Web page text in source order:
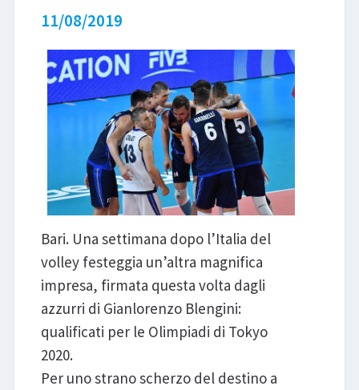
11/08/2019
Bari. Una settimana dopo l’Italia del
volley festeggia un’altra magnifica
impresa, firmata questa volta dagli
azzurri di Gianlorenzo Blengini:
qualificati per le Olimpiadi di Tokyo
2020.
Per uno strano scherzo del destino a